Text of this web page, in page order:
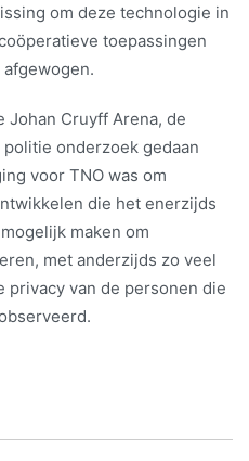
om deze technologie in
toepassingen
Johan Cruyff Arena, de
onderzoek gedaan
voor TNO was om
die het enerzijds
maken om
met anderzijds zo veel
privacy van de personen die